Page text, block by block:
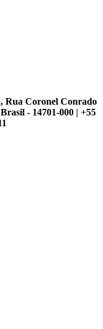
Rua Coronel Conrado
- 14701-000 | +55